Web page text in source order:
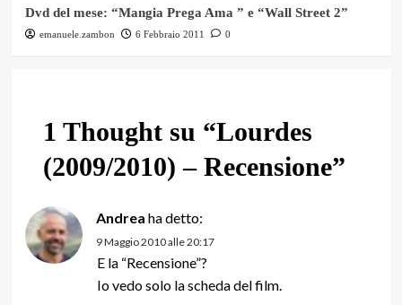
Dvd del mese: “Mangia Prega Ama ” e “Wall Street 2”
emanuele.zambon 6 Febbraio 2011 0
1 Thought su “Lourdes
(2009/2010) – Recensione”
Andrea ha detto:
9 Maggio 2010 alle 20:17
E la “Recensione”?
Io vedo solo la scheda del film.